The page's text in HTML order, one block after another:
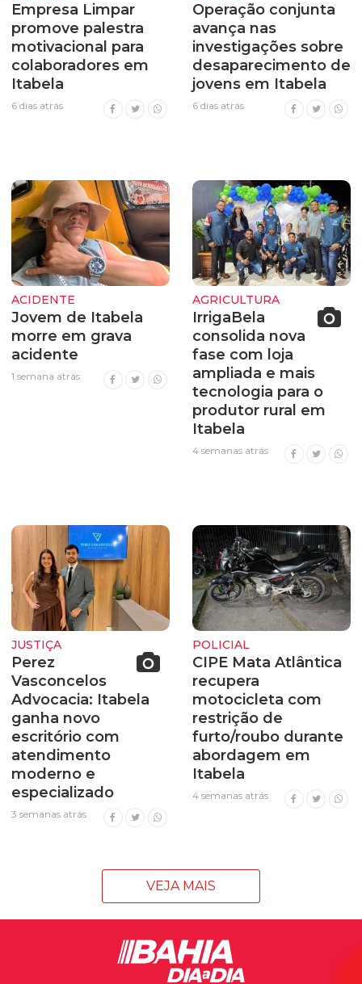
Empresa Limpar
promove palestra
motivacional para
colaboradores em
Itabela
6 dias atrás
Operação conjunta
avança nas
investigações sobre
desaparecimento de
jovens em Itabela
6 dias atrás
ACIDENTE
Jovem de Itabela
morre em grava
acidente
1 semana atrás
AGRICULTURA
IrrigaBela
consolida nova
fase com loja
ampliada e mais
tecnologia para o
produtor rural em
Itabela
4 semanas atrás
JUSTIÇA
Perez
Vasconcelos
Advocacia: Itabela
ganha novo
escritório com
atendimento
moderno e
especializado
3 semanas atrás
POLICIAL
CIPE Mata Atlântica
recupera
motocicleta com
restrição de
furto/roubo durante
abordagem em
Itabela
4 semanas atrás
VEJA MAIS